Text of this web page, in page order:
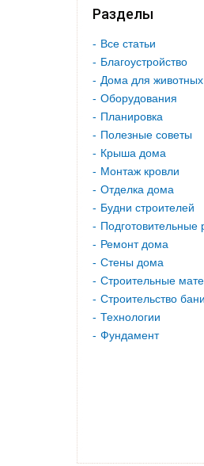
Разделы
Все статьи
Благоустройство
Дома для животных
Оборудования
Планировка
Полезные советы
Крыша дома
Монтаж кровли
Отделка дома
Будни строителей
Подготовительные
Ремонт дома
Стены дома
Строительные
Строительство бани
Технологии
Фундамент